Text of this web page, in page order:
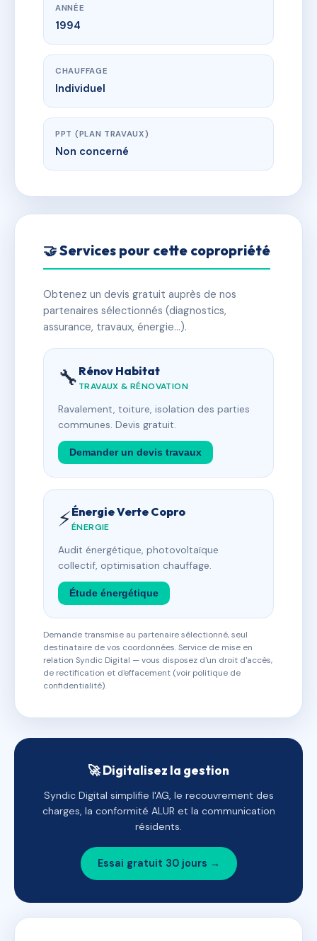
ANNÉE
1994
CHAUFFAGE
Individuel
PPT (PLAN TRAVAUX)
Non concerné
🤝 Services pour cette copropriété
Obtenez un devis gratuit auprès de nos
partenaires sélectionnés (diagnostics,
assurance, travaux, énergie…).
🔧 Rénov Habitat
TRAVAUX & RÉNOVATION
Ravalement, toiture, isolation des parties
communes. Devis gratuit.
Demander un devis travaux
⚡Énergie Verte Copro
ÉNERGIE
Audit énergétique, photovoltaïque
collectif, optimisation chauffage.
Étude énergétique
Demande transmise au partenaire sélectionné, seul
destinataire de vos coordonnées. Service de mise en
relation Syndic Digital — vous disposez d'un droit d'accès,
de rectification et d'effacement (voir politique de
confidentialité).
🚀 Digitalisez la gestion
Syndic Digital simplifie l'AG, le recouvrement des
charges, la conformité ALUR et la communication
résidents.
Essai gratuit 30 jours →